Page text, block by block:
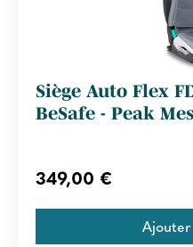
Siège Auto Flex
BeSafe - Peak
349,00 €